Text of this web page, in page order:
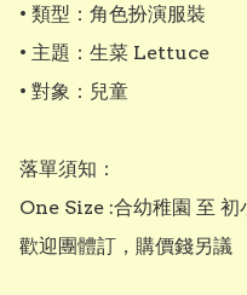
• 類型：角色扮演服裝
• 主題：生菜 Lettuce
• 對象：兒童
落單須知：
One Size :合幼稚園 至 初
歡迎團體訂，購價錢另議